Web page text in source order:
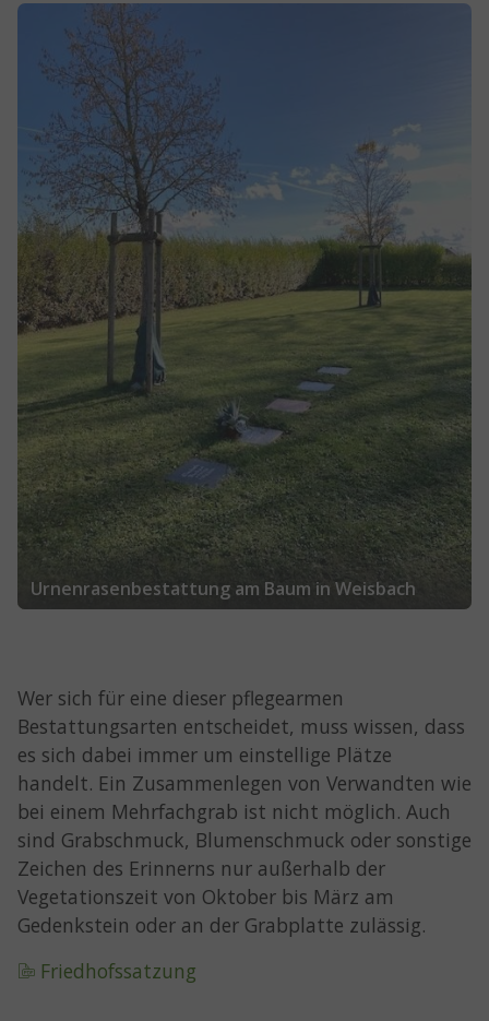
Show larger version for:
Urnenrasenbestattung am Baum in Weisbach
Wer sich für eine dieser pflegearmen
Bestattungsarten entscheidet, muss wissen, dass
es sich dabei immer um einstellige Plätze
handelt. Ein Zusammenlegen von Verwandten wie
bei einem Mehrfachgrab ist nicht möglich. Auch
sind Grabschmuck, Blumenschmuck oder sonstige
Zeichen des Erinnerns nur außerhalb der
Vegetationszeit von Oktober bis März am
Gedenkstein oder an der Grabplatte zulässig.
Friedhofssatzung